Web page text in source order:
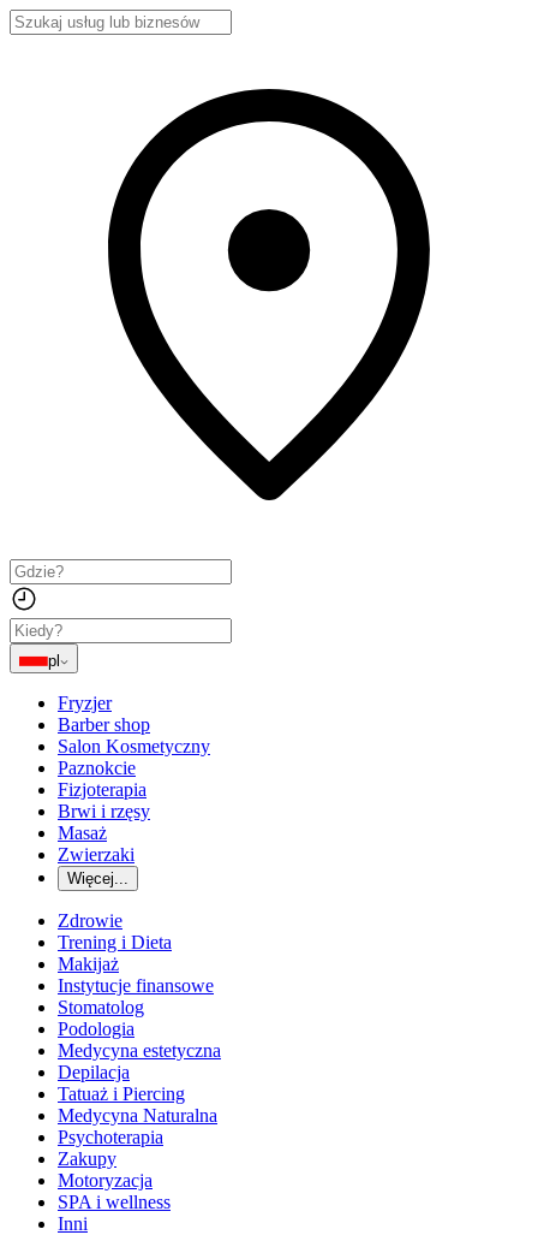
pl
Fryzjer
Barber shop
Salon Kosmetyczny
Paznokcie
Fizjoterapia
Brwi i rzęsy
Masaż
Zwierzaki
Więcej...
Zdrowie
Trening i Dieta
Makijaż
Instytucje finansowe
Stomatolog
Podologia
Medycyna estetyczna
Depilacja
Tatuaż i Piercing
Medycyna Naturalna
Psychoterapia
Zakupy
Motoryzacja
SPA i wellness
Inni